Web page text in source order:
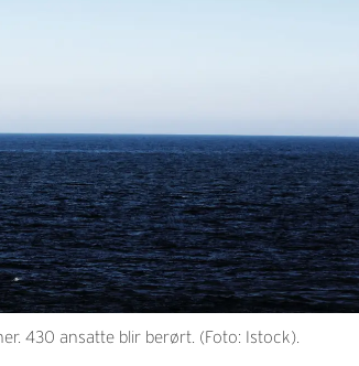
430 ansatte blir berørt. (Foto: Istock).